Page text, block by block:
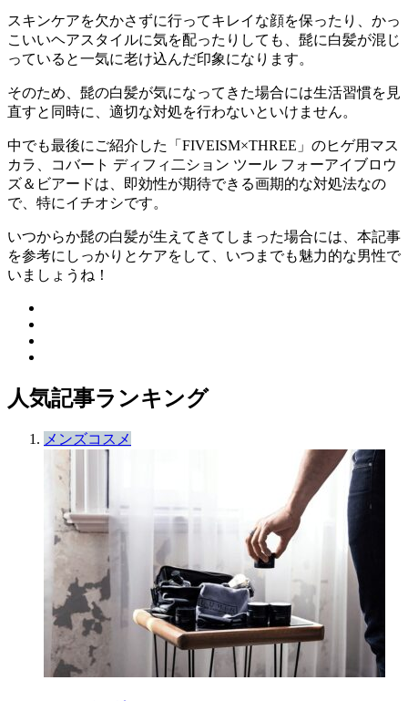
スキンケアを欠かさずに行ってキレイな顔を保ったり、かっ
こいいヘアスタイルに気を配ったりしても、髭に白髪が混じ
っていると一気に老け込んだ印象になります。
そのため、髭の白髪が気になってきた場合には生活習慣を見
直すと同時に、適切な対処を行わないといけません。
中でも最後にご紹介した
「FIVEISM×THREE」のヒゲ用マス
カラ、コバート ディフィ二ション ツール フォーアイブロウ
ズ＆ビアードは、即効性が期待できる画期的な対処法なの
で、特にイチオシです。
いつからか髭の白髪が生えてきてしまった場合には、本記事
を参考にしっかりとケアをして、いつまでも魅力的な男性で
いましょうね！
人気記事ランキング
メンズコスメ